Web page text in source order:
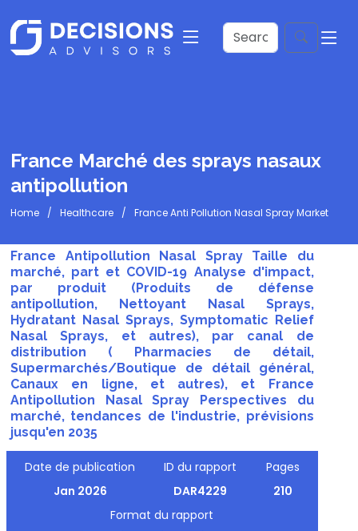
France Marché des sprays nasaux
antipollution
Home Healthcare France Anti Pollution Nasal Spray Market
France Antipollution Nasal Spray Taille du
marché, part et COVID-19 Analyse d'impact,
par produit (Produits de défense
antipollution, Nettoyant Nasal Sprays,
Hydratant Nasal Sprays, Symptomatic Relief
Nasal Sprays, et autres), par canal de
distribution ( Pharmacies de détail,
Supermarchés/Boutique de détail général,
Canaux en ligne, et autres), et France
Antipollution Nasal Spray Perspectives du
marché, tendances de l'industrie, prévisions
jusqu'en 2035
Date de publication
Jan 2026
ID du rapport
DAR4229
Pages
210
Format du rapport